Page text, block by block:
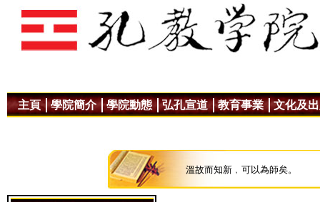
主頁 學院簡介 學院動態 弘孔宣道 教育事業 文化及
溫故而知新﹐可以為師矣。